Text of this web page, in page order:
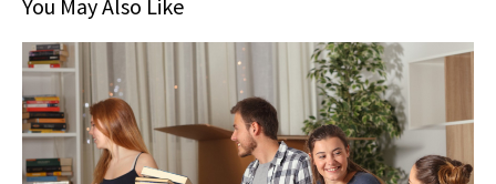
You May Also Like